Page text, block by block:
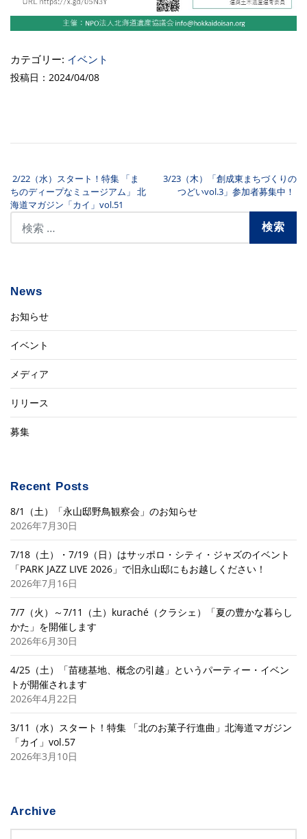
カテゴリー: イベント
投稿日：2024/04/08
投稿ナビゲーション
2/22（水）スタート！特集 「ま
ちのディープなミュージアム」 北
海道マガジン「カイ」vol.51
3/23（木）「創成東まちづくりの
つどいvol.3」参加者募集中！
News
お知らせ
イベント
メディア
リリース
募集
Recent Posts
8/1（土）「永山邸野鳥観察会」のお知らせ
2026年7月30日
7/18（土）・7/19（日）はサッポロ・シティ・ジャズのイベント
「PARK JAZZ LIVE 2026」で旧永山邸にもお越しください！
2026年7月16日
7/7（火）～7/11（土）kuraché（クラシェ）「夏の豊かな暮らし
かた」を開催します
2026年6月30日
4/25（土）「苗穂基地、概念の引越」というパーティー・イベン
トが開催されます
2026年4月22日
3/11（水）スタート！特集 「北のお菓子行進曲」北海道マガジン
「カイ」vol.57
2026年3月10日
Archive